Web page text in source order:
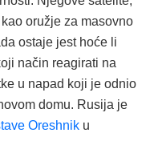
oružje za masovno
ostaje jest hoće li
način reagirati na
u napad koji je odnio
domu. Rusija je
Oreshnik u